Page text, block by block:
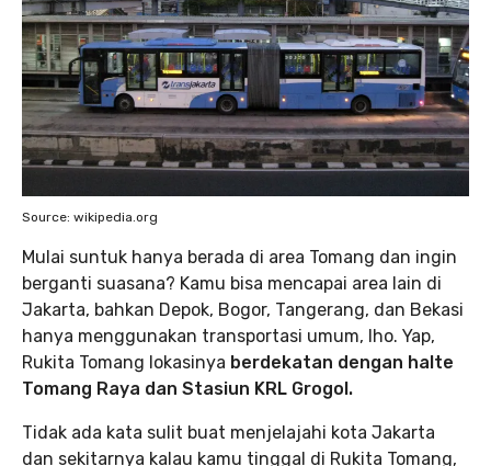
Source: wikipedia.org
Mulai suntuk hanya berada di area Tomang dan ingin
berganti suasana? Kamu bisa mencapai area lain di
Jakarta, bahkan Depok, Bogor, Tangerang, dan Bekasi
hanya menggunakan transportasi umum, lho. Yap,
Rukita Tomang lokasinya berdekatan dengan halte
Tomang Raya dan Stasiun KRL Grogol.
Tidak ada kata sulit buat menjelajahi kota Jakarta
dan sekitarnya kalau kamu tinggal di Rukita Tomang,